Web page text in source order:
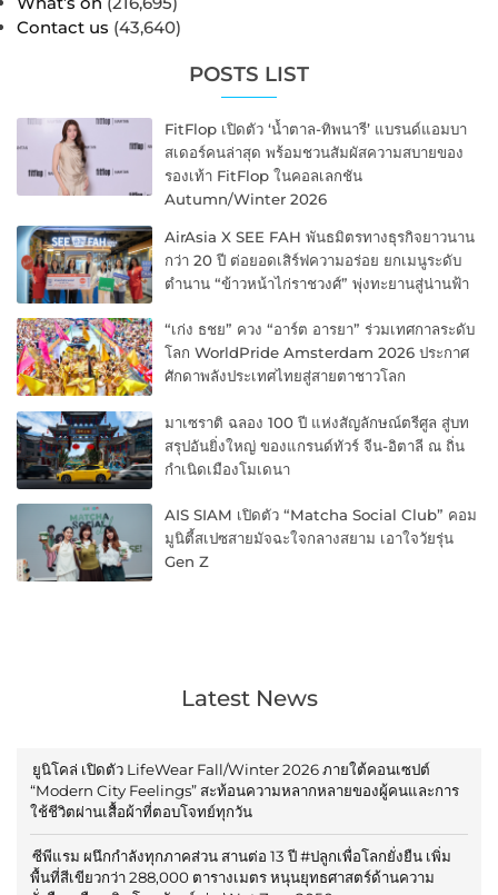
Contact us (43,640)
POSTS LIST
FitFlop เปิดตัว ‘น้ำตาล-ทิพนารี’ แบรนด์แอมบา
สเดอร์คนล่าสุด พร้อมชวนสัมผัสความสบายของ
รองเท้า FitFlop ในคอลเลกชัน
Autumn/Winter 2026
AirAsia X SEE FAH พันธมิตรทางธุรกิจยาวนาน
กว่า 20 ปี ต่อยอดเสิร์ฟความอร่อย ยกเมนูระดับ
ตำนาน “ข้าวหน้าไก่ราชวงศ์” พุ่งทะยานสู่น่านฟ้า
“เก่ง ธชย” ควง “อาร์ต อารยา” ร่วมเทศกาลระดับ
โลก WorldPride Amsterdam 2026 ประกาศ
ศักดาพลังประเทศไทยสู่สายตาชาวโลก
มาเซราติ ฉลอง 100 ปี แห่งสัญลักษณ์ตรีศูล สู่บท
สรุปอันยิ่งใหญ่ ของแกรนด์ทัวร์ จีน-อิตาลี ณ ถิ่น
กำเนิดเมืองโมเดนา
AIS SIAM เปิดตัว “Matcha Social Club” คอม
มูนิตี้สเปซสายมัจฉะใจกลางสยาม เอาใจวัยรุ่น
Gen Z
Latest News
ยูนิโคล่ เปิดตัว LifeWear Fall/Winter 2026 ภายใต้คอนเซปต์
“Modern City Feelings” สะท้อนความหลากหลายของผู้คนและการ
ใช้ชีวิตผ่านเสื้อผ้าที่ตอบโจทย์ทุกวัน
ซีพีแรม ผนึกกำลังทุกภาคส่วน สานต่อ 13 ปี #ปลูกเพื่อโลกยั่งยืน เพิ่ม
พื้นที่สีเขียวกว่า 288,000 ตารางเมตร หนุนยุทธศาสตร์ด้านความ